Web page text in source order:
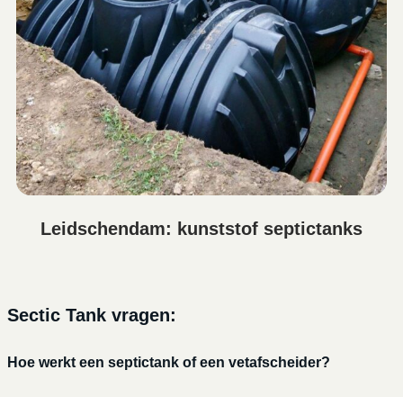
Leidschendam: kunststof septictanks
Sectic Tank vragen:
Hoe werkt een septictank of een vetafscheider?